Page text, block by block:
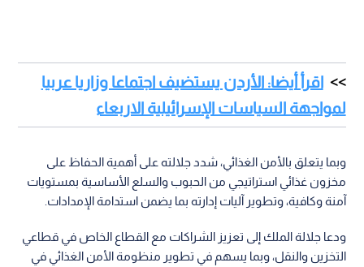
اقرأ أيضا: الأردن يستضيف اجتماعا وزاريا عربيا
لمواجهة السياسات الإسرائيلية الاربعاء
وبما يتعلق بالأمن الغذائي، شدد جلالته على أهمية الحفاظ على
مخزون غذائي استراتيجي من الحبوب والسلع الأساسية بمستويات
آمنة وكافية، وتطوير آليات إدارته بما يضمن استدامة الإمدادات.
ودعا جلالة الملك إلى تعزيز الشراكات مع القطاع الخاص في قطاعي
التخزين والنقل، وبما يسهم في تطوير منظومة الأمن الغذائي في